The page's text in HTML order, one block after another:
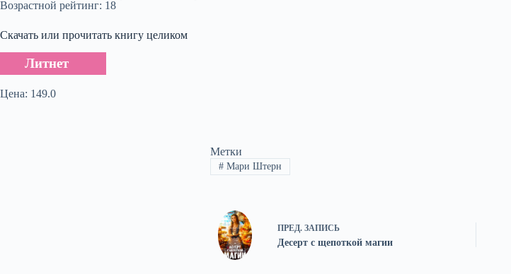
Возрастной рейтинг: 18
Скачать или прочитать книгу целиком
Литнет
Цена: 149.0
Метки
#Мари Штерн
ПРЕД. ЗАПИСЬ
Десерт с щепоткой магии